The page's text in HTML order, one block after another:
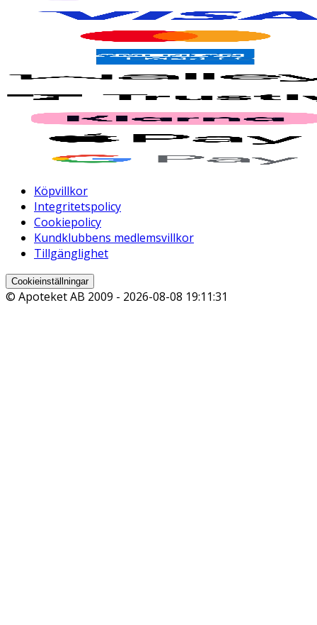
Köpvillkor
Integritetspolicy
Cookiepolicy
Kundklubbens medlemsvillkor
Tillgänglighet
Cookieinställningar
© Apoteket AB 2009 - 2026-08-08 19:11:31